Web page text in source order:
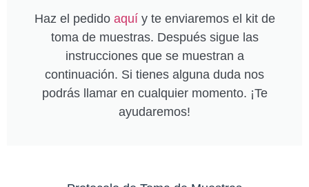
Haz el pedido aquíy te enviaremos el kit de
toma de muestras. Después sigue las
instrucciones que se muestran a
continuación. Si tienes alguna duda nos
podrás llamar en cualquier momento. ¡Te
ayudaremos!